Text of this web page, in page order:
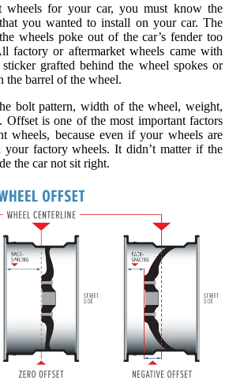
wheels for your car, you must know the
you wanted to install on your car. The
wheels poke out of the car’s fender too
factory or aftermarket wheels came with
grafted behind the wheel spokes or
the barrel of the wheel.
bolt pattern, width of the wheel, weight,
Offset is one of the most important factors
wheels, because even if your wheels are
factory wheels. It didn’t matter if the
the car not sit right.